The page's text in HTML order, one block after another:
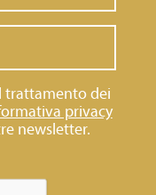
trattamento dei
privacy
newsletter.